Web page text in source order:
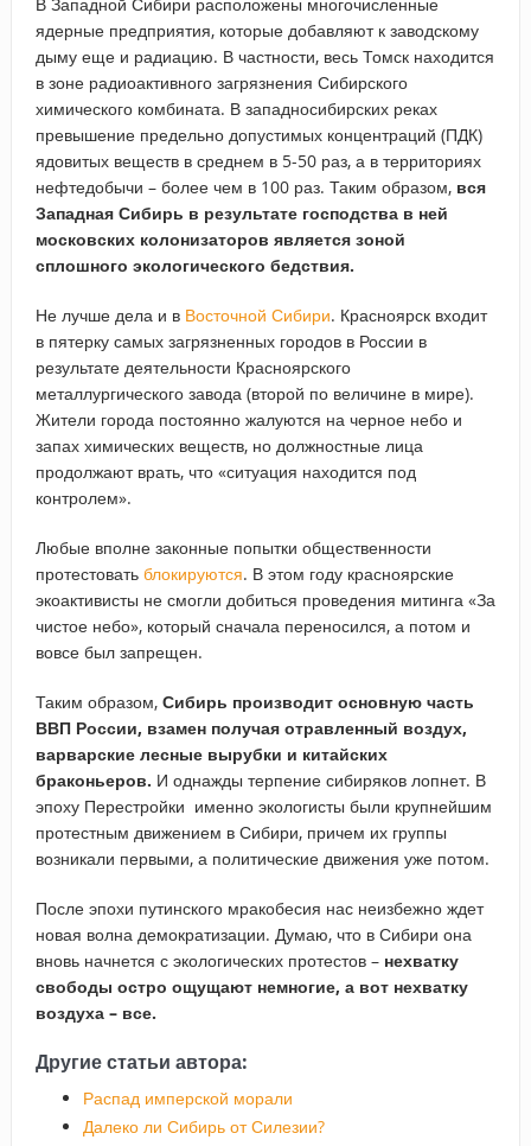
ядерные предприятия, которые добавляют к заводскому
дыму еще и радиацию. В частности, весь Томск находится
в зоне радиоактивного загрязнения Сибирского
химического комбината. В западносибирских реках
превышение предельно допустимых концентраций (ПДК)
ядовитых веществ в среднем в 5-50 раз, а в территориях
нефтедобычи – более чем в 100 раз. Таким образом, вся
Западная Сибирь в результате господства в ней
московских колонизаторов является зоной
сплошного экологического бедствия.
Не лучше дела и в Восточной Сибири. Красноярск входит
в пятерку самых загрязненных городов в России в
результате деятельности Красноярского
металлургического завода (второй по величине в мире).
Жители города постоянно жалуются на черное небо и
запах химических веществ, но должностные лица
продолжают врать, что «ситуация находится под
контролем».
Любые вполне законные попытки общественности
протестовать блокируются. В этом году красноярские
экоактивисты не смогли добиться проведения митинга «За
чистое небо», который сначала переносился, а потом и
вовсе был запрещен.
Таким образом, Сибирь производит основную часть
ВВП России, взамен получая отравленный воздух,
варварские лесные вырубки и китайских
браконьеров. И однажды терпение сибиряков лопнет. В
эпоху Перестройки именно экологисты были крупнейшим
протестным движением в Сибири, причем их группы
возникали первыми, а политические движения уже потом.
После эпохи путинского мракобесия нас неизбежно ждет
новая волна демократизации. Думаю, что в Сибири она
вновь начнется с экологических протестов – нехватку
свободы остро ощущают немногие, а вот нехватку
воздуха – все.
Другие статьи автора:
Распад имперской морали
Далеко ли Сибирь от Силезии?